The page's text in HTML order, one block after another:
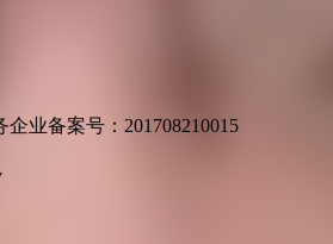
业备案号：201708210015